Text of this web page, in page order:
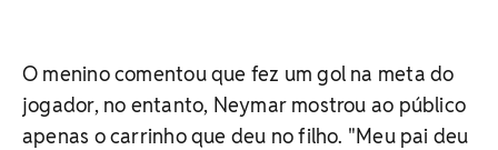
O menino comentou que fez um gol na meta do
jogador, no entanto, Neymar mostrou ao público
apenas o carrinho que deu no filho. "Meu pai deu